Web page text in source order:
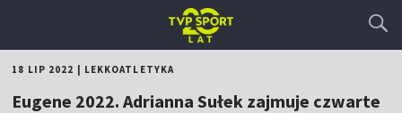
18 LIP 2022 LEKKOATLETYKA
Eugene 2022. Adrianna Sułek zajmuje czwarte